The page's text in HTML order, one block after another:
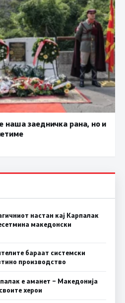
наша заедничка рана, но и
настан кај Карпалак
македонски
бараат системски
производство
е аманет – Македонија
херои